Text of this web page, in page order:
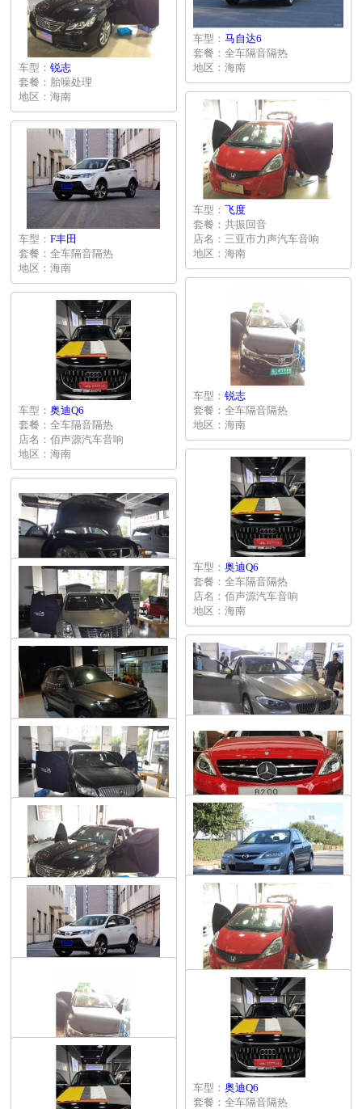
车型： 马自达6
套餐：全车隔音隔热
地区：海南
车型： 锐志
套餐：胎噪处理
地区：海南
车型： 飞度
套餐：共振回音
店名：三亚市力声汽车音响
地区：海南
车型： F丰田
套餐：全车隔音隔热
地区：海南
车型： 锐志
套餐：全车隔音隔热
地区：海南
车型： 奥迪Q6
套餐：全车隔音隔热
店名：佰声源汽车音响
地区：海南
车型： 奥迪Q6
套餐：全车隔音隔热
店名：佰声源汽车音响
地区：海南
车型：逍客
套餐：全车隔音隔热
地区：海南
车型：K凯迪拉克
套餐：胎噪处理
地区：海南
车型：宝马5系
套餐：胎噪处理
地区：海南
车型：奔驰GLK
套餐：全车隔音隔热
地区：海南
车型：奔驰B级
套餐：全车隔音隔热
地区：海南
车型：君越
套餐：全车隔音隔热
地区：海南
车型：
马自达6
套餐：全车隔音隔热
地区：海南
车型： 锐志
套餐：胎噪处理
地区：海南
飞度
套餐：共振回音
店名：三亚市力声汽车音响
地区：海南
F丰田
套餐：全车隔音隔热
地区：海南
锐志
套餐：全车隔音隔热
地区：海南
车型： 奥迪Q6
套餐：全车隔音隔热